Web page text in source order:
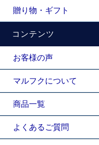
贈り物・ギフト
コンテンツ
お客様の声
マルフクについて
商品一覧
よくあるご質問